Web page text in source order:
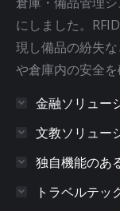
にしました。
現し備品の紛失
や倉庫内の安全を
金融ソリュー
文教ソリュー
独自機能のあ
トラベルテッ